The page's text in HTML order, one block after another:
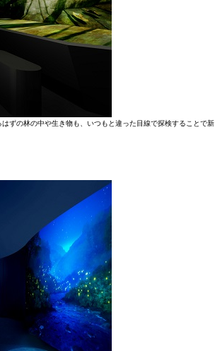
ずの林の中や生き物も、いつもと違った目線で探検することで新